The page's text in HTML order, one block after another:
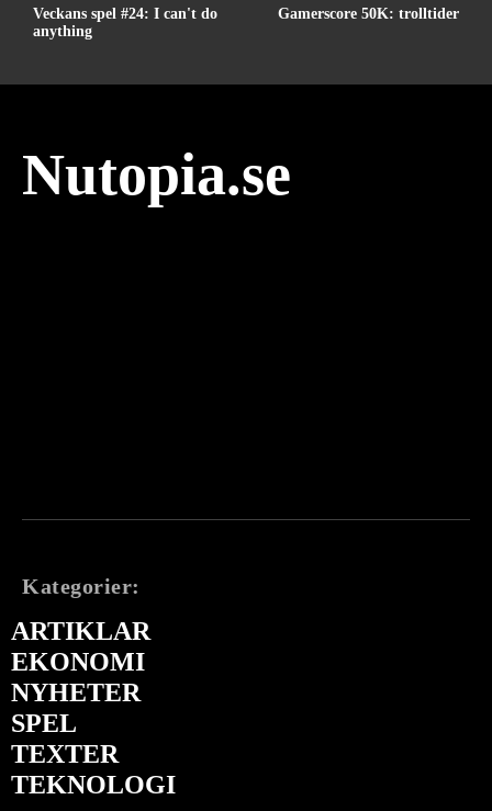
Veckans spel #24: I can't do
anything
Gamerscore 50K: trolltider
Nutopia.se
Kategorier:
ARTIKLAR
EKONOMI
NYHETER
SPEL
TEXTER
TEKNOLOGI